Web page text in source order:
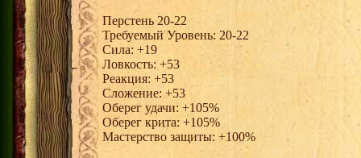
Перстень 20-22
Требуемый Уровень: 20-22
Сила: +19
Ловкость: +53
Реакция: +53
Сложение: +53
Оберег удачи: +105%
Оберег крита: +105%
Мастерство защиты: +100%